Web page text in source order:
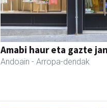
Amabi haur eta gazte
Andoain - Arropa-dendak